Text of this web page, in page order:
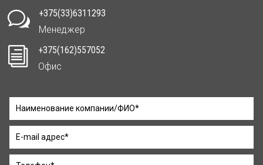
w
+375(33)6311293
Менеджер
i
+375(162)557052
Офис